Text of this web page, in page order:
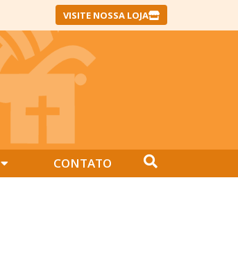
VISITE NOSSA LOJA
CONTATO